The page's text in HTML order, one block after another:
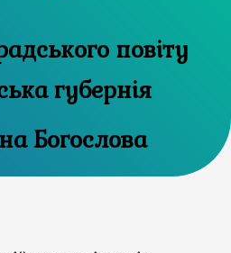
повіту
губернія
Богослова